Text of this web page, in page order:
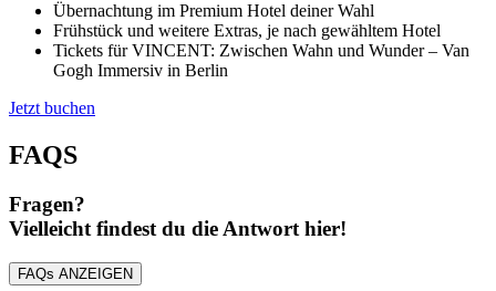
Übernachtung im Premium Hotel deiner Wahl
Frühstück und weitere Extras, je nach gewähltem Hotel
Tickets für VINCENT: Zwischen Wahn und Wunder – Van
Gogh Immersiv in Berlin
Jetzt buchen
FAQS
Fragen?
Vielleicht findest du die Antwort hier!
FAQs ANZEIGEN